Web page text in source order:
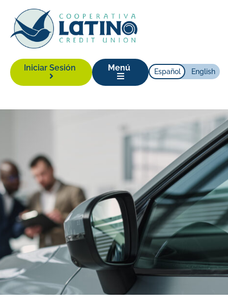
Iniciar Sesión Menú Español English